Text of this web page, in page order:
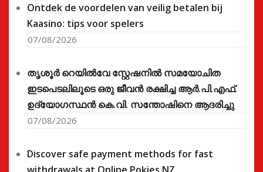
Ontdek de voordelen van veilig betalen bij
Kaasino: tips voor spelers
07/08/2026
തൃശൂർ റെയിൽവേ സ്റ്റേഷനിൽ സമയോചിത
ഇടപെടലിലൂടെ ഒരു ജീവൻ രക്ഷിച്ച ആർ.പി.എഫ്.
ഉദ്യോഗസ്ഥൻ കെ.വി. സന്തോഷിനെ ആദരിച്ചു
07/08/2026
Discover safe payment methods for fast